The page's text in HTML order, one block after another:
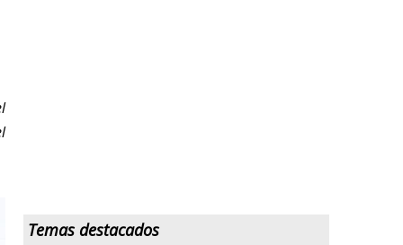
Temas destacados